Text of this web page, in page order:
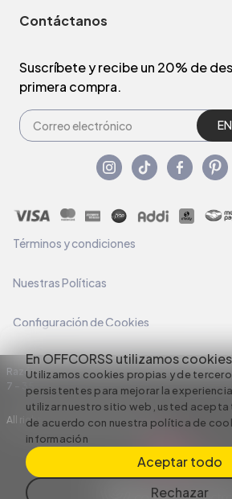
En OFFCORSS utilizamos cookies
Utilizamos cookies propias y de
persistentes para mejorar la
utilizar nuestro sitio web, usted
de acuerdo con nuestra política de
información
Aceptar todo
Rechazar
Contáctanos
Suscríbete y recibe un 20% de
primera compra.
Términos y condiciones
Nuestras Políticas
Configuración de Cookies
Razón Social: C.I HERMECO S.A. NIT:
7 – 35
All rights reserved empowered by